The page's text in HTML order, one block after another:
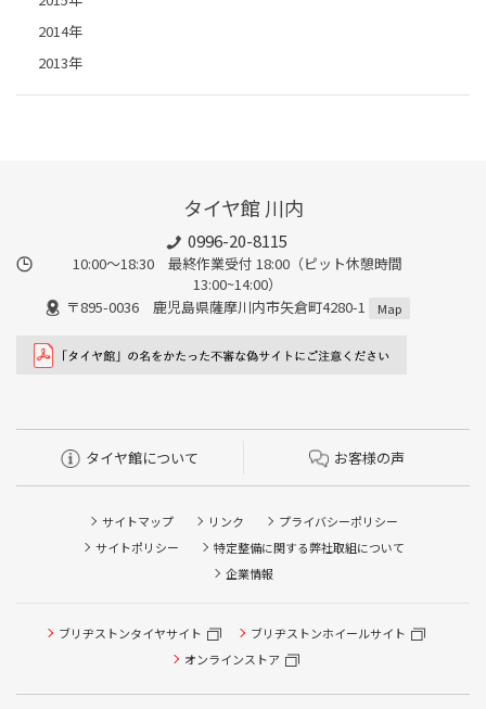
2014年
2013年
タイヤ館 川内
0996-20-8115
10:00～18:30 最終作業受付 18:00（ピット休憩時間
13:00~14:00）
〒895-0036 鹿児島県薩摩川内市矢倉町4280-1
Map
タイヤ館について お客様の声
サイトマップ リンク
プライバシーポリシー
サイトポリシー
特定整備に関する弊社取組について
企業情報
ブリヂストンタイヤサイト
ブリヂストンホイールサイト
オンラインストア
タイヤ点検・安全点検/タイヤ履き替え/オイル交換/その他
ピット作業の予約